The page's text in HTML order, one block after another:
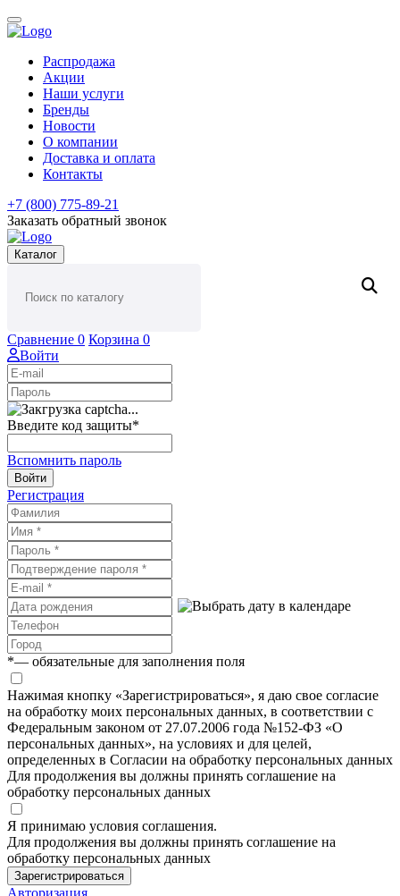
Распродажа
Акции
Наши услуги
Бренды
Новости
О компании
Доставка и оплата
Контакты
+7 (800) 775-89-21
Заказать обратный звонок
Каталог
Сравнение 0 Корзина 0
Войти
Введите код защиты*
Вспомнить пароль
Войти
Регистрация
*— обязательные для заполнения поля
Нажимая кнопку «Зарегистрироваться», я даю свое согласие
на обработку моих персональных данных, в соответствии с
Федеральным законом от 27.07.2006 года №152-ФЗ «О
персональных данных», на условиях и для целей,
определенных в Согласии на обработку персональных данных
Для продолжения вы должны принять соглашение на
обработку персональных данных
Я принимаю условия соглашения.
Для продолжения вы должны принять соглашение на
обработку персональных данных
Зарегистрироваться
Авторизация